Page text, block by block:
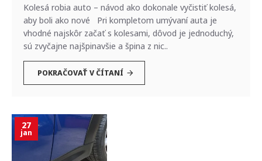
Kolesá robia auto – návod ako dokonale vyčistiť kolesá,
aby boli ako nové Pri kompletom umývaní auta je
vhodné najskôr začať s kolesami, dôvod je jednoduchý,
sú zvyčajne najšpinavšie a špina z nic..
POKRAČOVAŤ V ČÍTANÍ
27
jan